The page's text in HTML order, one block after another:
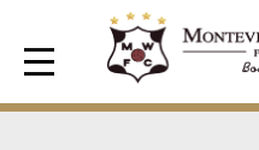
Area de Socios